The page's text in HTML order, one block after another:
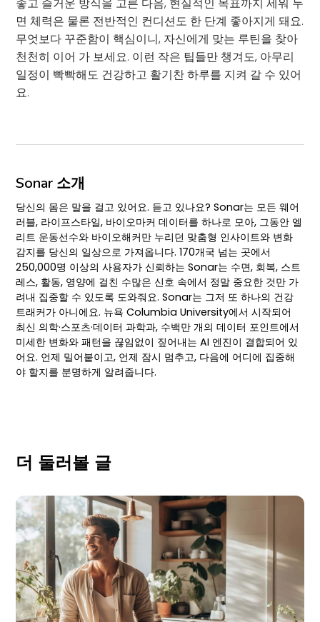
면 체력은 물론 전반적인 컨디션도 한 단계 좋아지게 돼요.
무엇보다 꾸준함이 핵심이니, 자신에게 맞는 루틴을 찾아
천천히 이어 가 보세요. 이런 작은 팁들만 챙겨도, 아무리
일정이 빡빡해도 건강하고 활기찬 하루를 지켜 갈 수 있어
요.
Sonar 소개
당신의 몸은 말을 걸고 있어요. 듣고 있나요? Sonar는 모든 웨어
러블, 라이프스타일, 바이오마커 데이터를 하나로 모아, 그동안 엘
리트 운동선수와 바이오해커만 누리던 맞춤형 인사이트와 변화
감지를 당신의 일상으로 가져옵니다. 170개국 넘는 곳에서
250,000명 이상의 사용자가 신뢰하는 Sonar는 수면, 회복, 스트
레스, 활동, 영양에 걸친 수많은 신호 속에서 정말 중요한 것만 가
려내 집중할 수 있도록 도와줘요. Sonar는 그저 또 하나의 건강
트래커가 아니에요. 뉴욕 Columbia University에서 시작되어
최신 의학·스포츠·데이터 과학과, 수백만 개의 데이터 포인트에서
미세한 변화와 패턴을 끊임없이 짚어내는 AI 엔진이 결합되어 있
어요. 언제 밀어붙이고, 언제 잠시 멈추고, 다음에 어디에 집중해
야 할지를 분명하게 알려줍니다.
더 둘러볼 글